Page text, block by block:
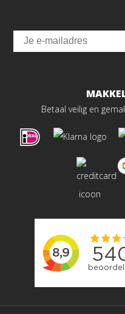
Email
Betaal veilig en